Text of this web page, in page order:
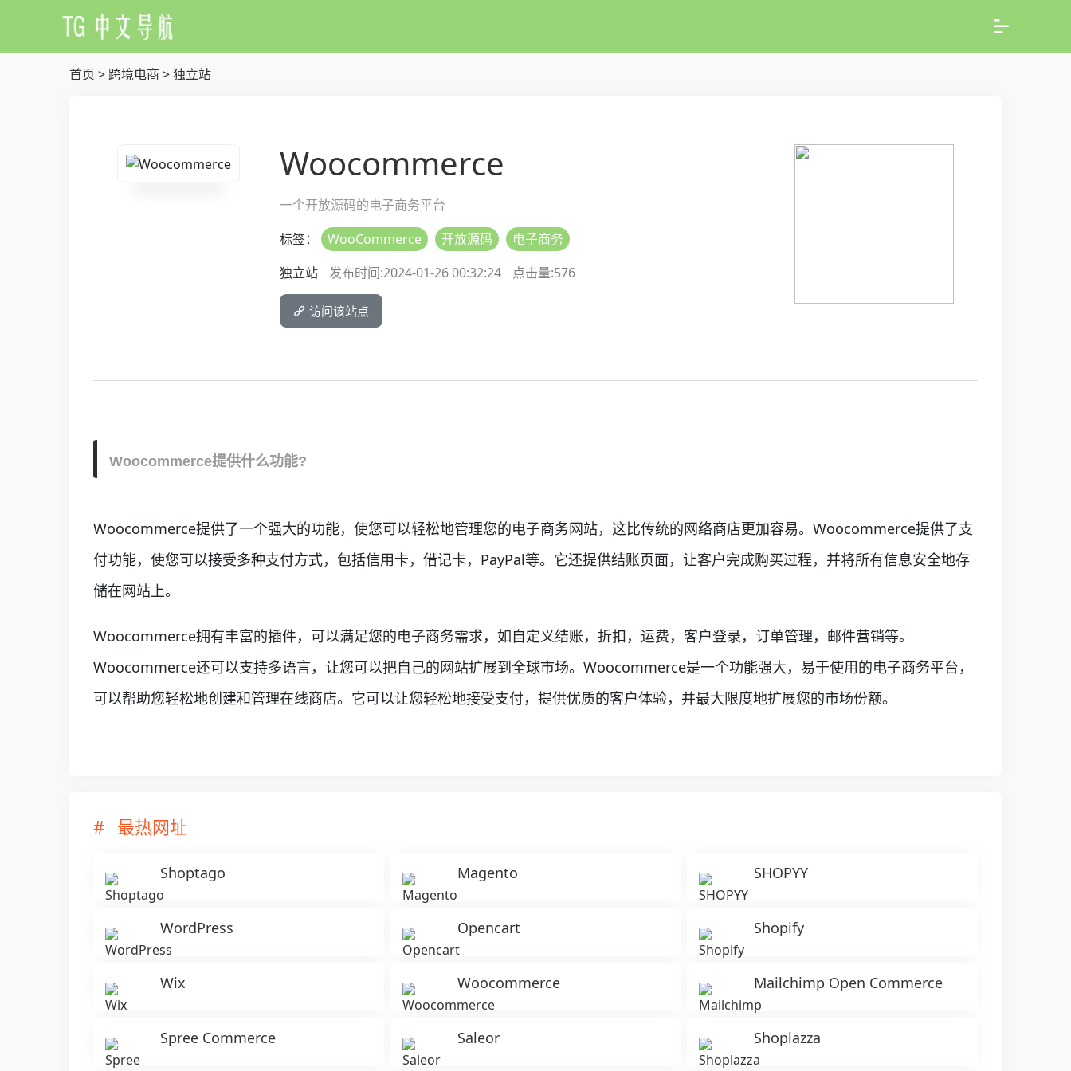
首页 > 跨境电商 >独立站
Woocommerce
一个开放源码的电子商务平台
标签：
WooCommerce 开放源码
电子商务
独立站
发布时间:2024-01-26 00:32:24 点击量:576
访问该站点
Woocommerce提供什么功能?
Woocommerce提供了一个强大的功能，使您可以轻松地管理您的电子商务网站，这比传统的网络商店更加容易。Woocommerce提供了支
付功能，使您可以接受多种支付方式，包括信用卡，借记卡，PayPal等。它还提供结账页面，让客户完成购买过程，并将所有信息安全地存
储在网站上。
Woocommerce拥有丰富的插件，可以满足您的电子商务需求，如自定义结账，折扣，运费，客户登录，订单管理，邮件营销等。
Woocommerce还可以支持多语言，让您可以把自己的网站扩展到全球市场。Woocommerce是一个功能强大，易于使用的电子商务平台，
可以帮助您轻松地创建和管理在线商店。它可以让您轻松地接受支付，提供优质的客户体验，并最大限度地扩展您的市场份额。
最热网址
Shoptago Magento SHOPYY
WordPress Opencart Shopify
Wix Woocommerce Mailchimp Open Commerce
Spree Commerce Saleor Shoplazza